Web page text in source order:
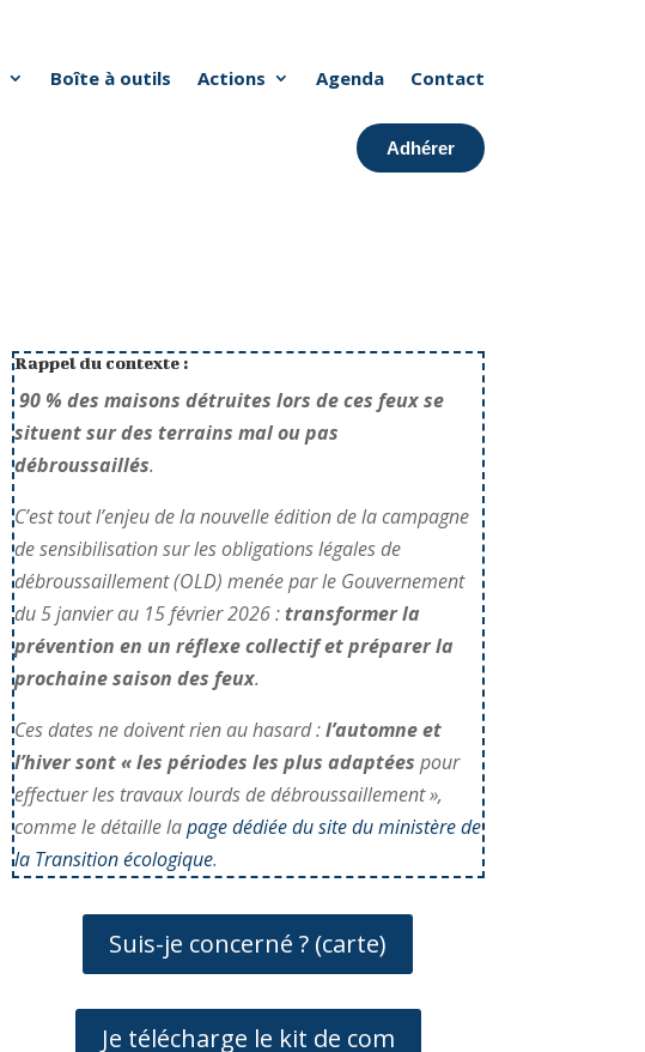
Boîte à outils Actions Agenda Contact
Adhérer
Rappel du contexte :
90 % des maisons détruites lors de ces feux se
situent sur des terrains mal ou pas
débroussaillés.
C’est tout l’enjeu de la nouvelle édition de la campagne
de sensibilisation sur les obligations légales de
débroussaillement (OLD) menée par le Gouvernement
du 5 janvier au 15 février 2026 :transformer la
prévention en un réflexe collectif et préparer la
prochaine saison des feux.
Ces dates ne doivent rien au hasard :l’automne et
l’hiver sont « les périodes les plus adaptées pour
effectuer les travaux lourds de débroussaillement »,
comme le détaille lapage dédiée du site du ministère de
la Transition écologique.
Suis-je concerné ? (carte)
Je télécharge le kit de com